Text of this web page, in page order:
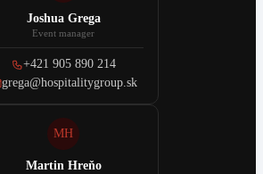
Joshua Grega
Event manager
+421 905 890 214
grega@hospitalitygroup.sk
MH
Martin Hreňo